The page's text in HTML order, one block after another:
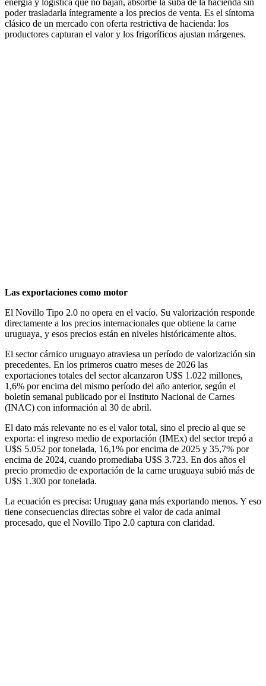
energía y logística que no bajan, absorbe la suba de la hacienda sin
poder trasladarla íntegramente a los precios de venta. Es el síntoma
clásico de un mercado con oferta restrictiva de hacienda: los
productores capturan el valor y los frigoríficos ajustan márgenes.
Las exportaciones como motor
El Novillo Tipo 2.0 no opera en el vacío. Su valorización responde
directamente a los precios internacionales que obtiene la carne
uruguaya, y esos precios están en niveles históricamente altos.
El sector cárnico uruguayo atraviesa un período de valorización sin
precedentes. En los primeros cuatro meses de 2026 las
exportaciones totales del sector alcanzaron U$S 1.022 millones,
1,6% por encima del mismo período del año anterior, según el
boletín semanal publicado por el Instituto Nacional de Carnes
(INAC) con información al 30 de abril.
El dato más relevante no es el valor total, sino el precio al que se
exporta: el ingreso medio de exportación (IMEx) del sector trepó a
U$S 5.052 por tonelada, 16,1% por encima de 2025 y 35,7% por
encima de 2024, cuando promediaba U$S 3.723. En dos años el
precio promedio de exportación de la carne uruguaya subió más de
U$S 1.300 por tonelada.
La ecuación es precisa: Uruguay gana más exportando menos. Y eso
tiene consecuencias directas sobre el valor de cada animal
procesado, que el Novillo Tipo 2.0 captura con claridad.